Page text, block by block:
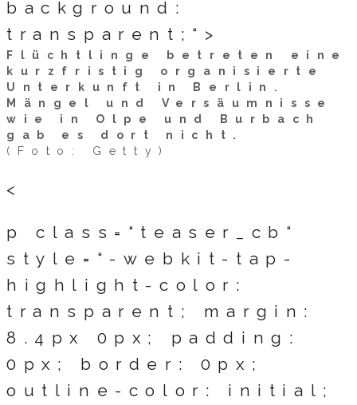
background:
transparent;“>
Flüchtlinge betreten eine
kurzfristig organisierte
Unterkunft in Berlin.
Mängel und Versäumnisse
wie in Olpe und Burbach
gab es dort nicht.
(Foto: Getty)
<
p class=“teaser_cb“
style=“-webkit-tap-
highlight-color:
transparent; margin:
8.4px 0px; padding:
0px; border: 0px;
outline-color: initial;